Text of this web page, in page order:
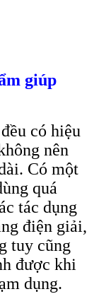
giúp
có hiệu
nên
Có một
quá
tác dụng
điện giải,
tuy cũng
được khi
dụng.